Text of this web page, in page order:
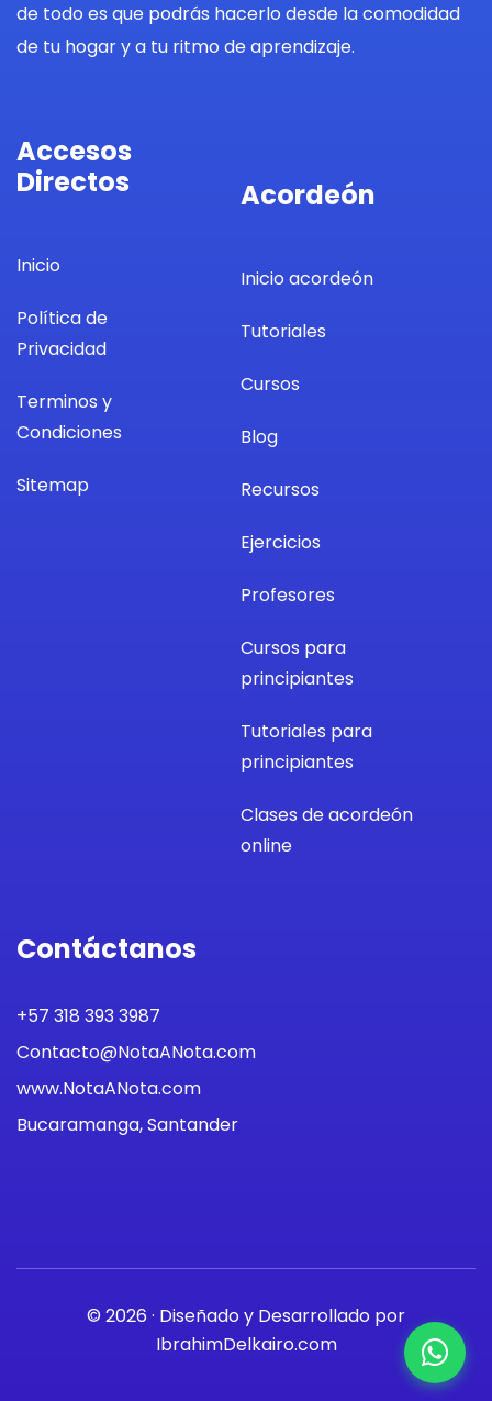
de todo es que podrás hacerlo desde la comodidad
de tu hogar y a tu ritmo de aprendizaje.
Accesos
Directos
Inicio
Política de
Privacidad
Terminos y
Condiciones
Sitemap
Acordeón
Inicio acordeón
Tutoriales
Cursos
Blog
Recursos
Ejercicios
Profesores
Cursos para
principiantes
Tutoriales para
principiantes
Clases de acordeón
online
Contáctanos
+57 318 393 3987
Contacto@NotaANota.com
www.NotaANota.com
Bucaramanga, Santander
© 2026 · Diseñado y Desarrollado por
IbrahimDelkairo.com